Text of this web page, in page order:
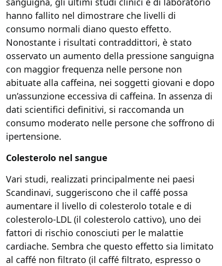
hanno fallito nel dimostrare che livelli di
consumo normali diano questo effetto.
Nonostante i risultati contraddittori, è stato
osservato un aumento della pressione sanguigna
con maggior frequenza nelle persone non
abituate alla caffeina, nei soggetti giovani e dopo
un’assunzione eccessiva di caffeina. In assenza di
dati scientifici definitivi, si raccomanda un
consumo moderato nelle persone che soffrono di
ipertensione.
Colesterolo nel sangue
Vari studi, realizzati principalmente nei paesi
Scandinavi, suggeriscono che il caffé possa
aumentare il livello di colesterolo totale e di
colesterolo-LDL (il colesterolo cattivo), uno dei
fattori di rischio conosciuti per le malattie
cardiache. Sembra che questo effetto sia limitato
al caffé non filtrato (il caffé filtrato, espresso o